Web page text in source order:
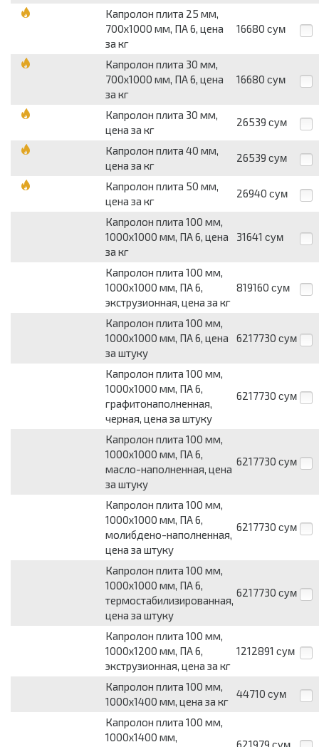
Капролон плита 25 мм,
700х1000 мм, ПА 6, цена
за кг
16680 сум
Капролон плита 30 мм,
700х1000 мм, ПА 6, цена
за кг
16680 сум
Капролон плита 30 мм,
цена за кг
26539 сум
Капролон плита 40 мм,
цена за кг
26539 сум
Капролон плита 50 мм,
цена за кг
26940 сум
Капролон плита 100 мм,
1000х1000 мм, ПА 6, цена
за кг
31641 сум
Капролон плита 100 мм,
1000х1000 мм, ПА 6,
экструзионная, цена за кг
819160 сум
Капролон плита 100 мм,
1000х1000 мм, ПА 6, цена
за штуку
6217730 сум
Капролон плита 100 мм,
1000х1000 мм, ПА 6,
графитонаполненная,
черная, цена за штуку
6217730 сум
Капролон плита 100 мм,
1000х1000 мм, ПА 6,
масло-наполненная, цена
за штуку
6217730 сум
Капролон плита 100 мм,
1000х1000 мм, ПА 6,
молибдено-наполненная,
цена за штуку
6217730 сум
Капролон плита 100 мм,
1000х1000 мм, ПА 6,
термостабилизированная,
цена за штуку
6217730 сум
Капролон плита 100 мм,
1000х1200 мм, ПА 6,
экструзионная, цена за кг
1212891 сум
Капролон плита 100 мм,
1000х1400 мм, цена за кг
44710 сум
Капролон плита 100 мм,
1000х1400 мм,
621979 сум